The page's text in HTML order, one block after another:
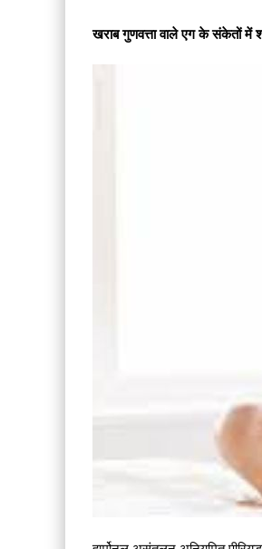
खराब गुणवत्ता वाले एग के संकेतों में